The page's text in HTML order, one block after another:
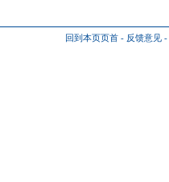
回到本页页首 - 反馈意见 -